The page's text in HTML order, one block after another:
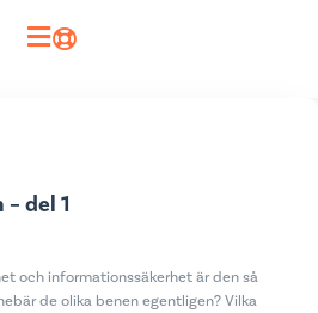
del 1
och informationssäkerhet är den så
de olika benen egentligen? Vilka